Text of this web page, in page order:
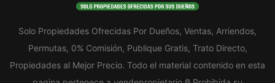
Solo Propiedades Ofrecidas Por Dueños, Ventas, Arriendos,
Permutas, 0% Comisión, Publique Gratis, Trato Directo,
Propiedades al Mejor Precio. Todo el material contenido en esta